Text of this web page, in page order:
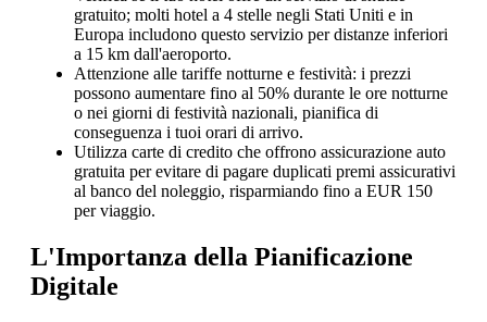
gratuito; molti hotel a 4 stelle negli Stati Uniti e in
Europa includono questo servizio per distanze inferiori
a 15 km dall'aeroporto.
Attenzione alle tariffe notturne e festività: i prezzi
possono aumentare fino al 50% durante le ore notturne
o nei giorni di festività nazionali, pianifica di
conseguenza i tuoi orari di arrivo.
Utilizza carte di credito che offrono assicurazione auto
gratuita per evitare di pagare duplicati premi assicurativi
al banco del noleggio, risparmiando fino a EUR 150
per viaggio.
L'Importanza della Pianificazione
Digitale